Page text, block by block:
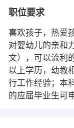
职位要求
喜欢孩子，热爱
对婴幼儿的亲和
文），可以流利
以上学历，幼教
行工作经验；本
的应届毕业生可